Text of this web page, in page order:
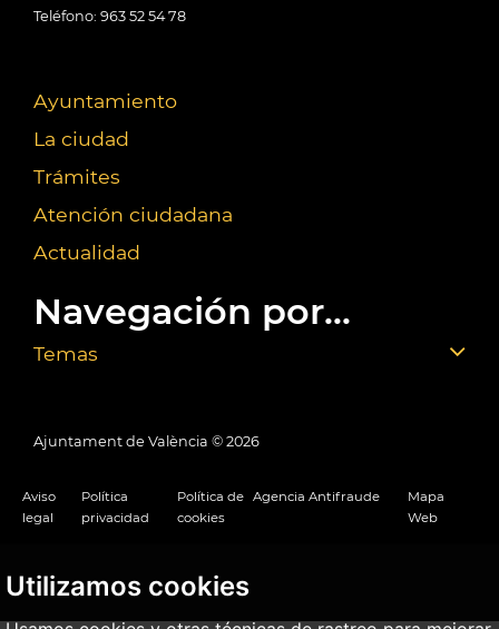
Utilizamos cookies
Teléfono: 963 52 54 78
Ayuntamiento
La ciudad
Trámites
Atención ciudadana
Actualidad
Navegación por...
Temas
Ajuntament de València © 2026
Aviso
legal
Política
privacidad
Política de
cookies
Agencia Antifraude
Mapa
Web